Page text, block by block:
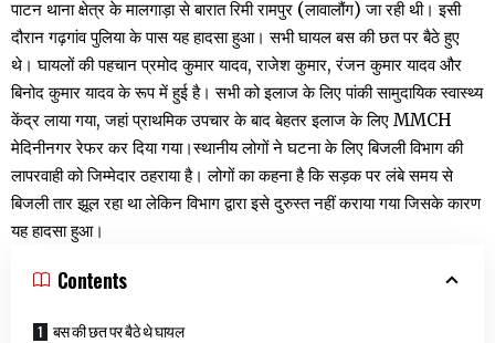
पाटन थाना क्षेत्र के मालगाड़ा से बारात रिमी रामपुर (लावालौंग) जा रही थी। इसी
दौरान गढ़गांव पुलिया के पास यह हादसा हुआ। सभी घायल बस की छत पर बैठे हुए
थे। घायलों की पहचान प्रमोद कुमार यादव, राजेश कुमार, रंजन कुमार यादव और
बिनोद कुमार यादव के रूप में हुई है। सभी को इलाज के लिए पांकी सामुदायिक स्वास्थ्य
केंद्र लाया गया, जहां प्राथमिक उपचार के बाद बेहतर इलाज के लिए MMCH
मेदिनीनगर रेफर कर दिया गया।स्थानीय लोगों ने घटना के लिए बिजली विभाग की
लापरवाही को जिम्मेदार ठहराया है। लोगों का कहना है कि सड़क पर लंबे समय से
बिजली तार झूल रहा था लेकिन विभाग द्वारा इसे दुरुस्त नहीं कराया गया जिसके कारण
यह हादसा हुआ।
Contents
बस की छत पर बैठे थे घायल